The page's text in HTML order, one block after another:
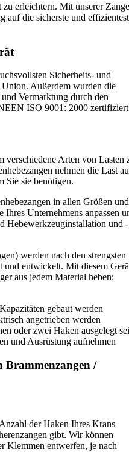
erleichtern. Mit unserer Zange
auf die sicherste und
Sicherheits- und
Außerdem wurden die
Vermarktung durch den
ISO 9001: 2000
verschiedene Arten von Lasten
nehmen die Last
Sie sie benötigen.
in allen Größen und
Unternehmens anpassen
Hebewerkzeuginstallation und -
werden nach den strengsten
und entwickelt. Mit diesem
aus jedem Material heben:
gebaut werden
angetrieben werden
oder zwei Haken ausgelegt
und Ausrüstung aufnehmen
Brammenzangen /
der Haken Ihres Krans
gibt. Wir können
Klemmen entwerfen, je nach